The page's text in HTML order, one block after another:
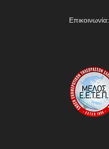
Επικοινωνία: